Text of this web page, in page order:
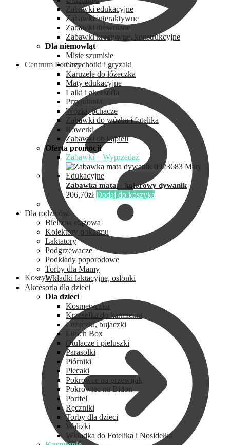
Centrum Pomocy
Koszyk
Zabawki edukacyjne
Zabawki interaktywne
Zabawki drewniane
Zabawki kreatywne, konstrukcyjne
Dla niemowląt
Misie szumisie
Grzechotki i gryzaki
Karuzele do łóżeczka
Maty edukacyjne
Lalki i akcesoria
Przytulanki
Wózki, pchacze
Zabawki do wózka i fotelika
Rowerki
Zabawki do kąpieli
Oferta promocji
Zabawki – Wyprzedaż
Zabawka mata – kolorowy dywanik
206,70zł Dodaj do koszyka
Dla rodziców
Bielizna ciążowa
Kolektory pokarmu
Laktatory
Podgrzewacze
Podkłady poporodowe
Torby dla Mamy
Wkładki laktacyjne, osłonki
Akcesoria dla dzieci
Dla dzieci
Kosmetyczka
Krzesełka do karmienia
Leżaczki, bujaczki
Lunch Box
Otulacze i pieluszki
Parasolki
Piórniki
Plecaki
Pokrowce na przewijak
Pokrowiec na Bidon
Portfel
Ręczniki
Torby dla dzieci
Walizki
Wkładka do Fotelika i Nosidełka